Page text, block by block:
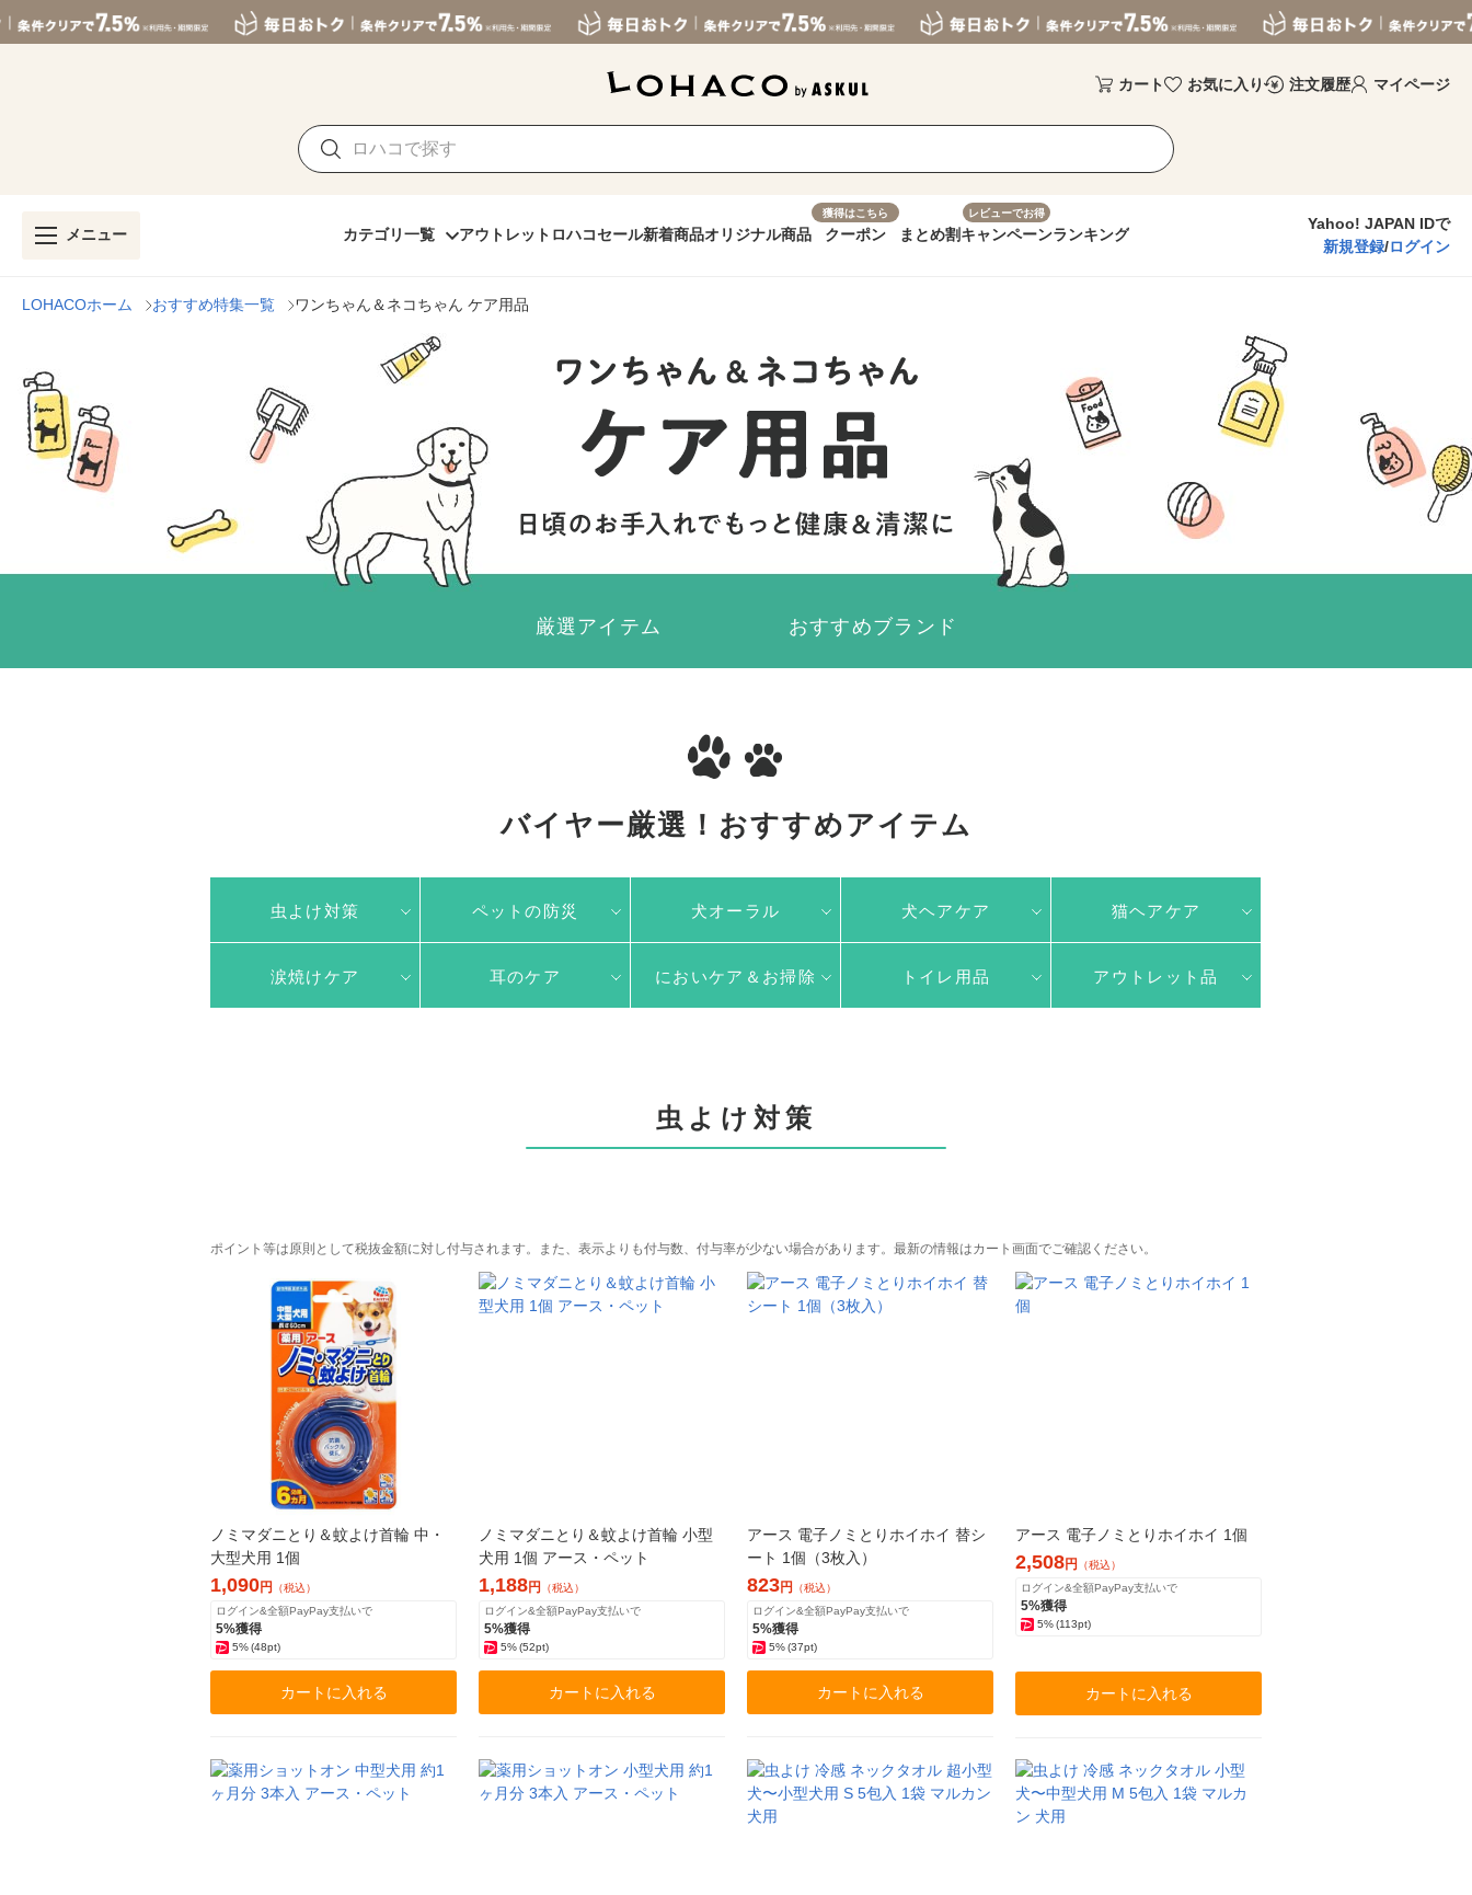
カート お気に入り 注文履歴 マイページ
メニュー カテゴリ一覧 アウトレット ロハコセール新着商品オリジナル商品
獲得はこちら
クーポン まとめ割
レビューでお得
キャンペーンランキング
Yahoo! JAPAN IDで
新規登録/ログイン
LOHACOホーム おすすめ特集一覧 ワンちゃん＆ネコちゃん ケア用品
厳選アイテム おすすめブランド
バイヤー厳選！ おすすめアイテム
虫よけ対策 ペットの防災 犬オーラル 犬ヘアケア 猫ヘアケア
涙焼けケア 耳のケア においケア＆お掃除 トイレ用品 アウトレット品
虫よけ対策
ポイント等は原則として税抜金額に対し付与されます。また、表示よりも付与数、付与率が少ない場合があります。最新の情報はカート画面でご確認ください。
ノミマダニとり＆蚊よけ首輪 中・
大型犬用 1個
1,090円
（税込）
ログイン&全額PayPay支払いで
5%獲得
5%(48pt)
カートに入れる
ノミマダニとり＆蚊よけ首輪 小型
犬用 1個 アース・ペット
1,188円
（税込）
ログイン&全額PayPay支払いで
5%獲得
5%(52pt)
カートに入れる
アース 電子ノミとりホイホイ 替シ
ート 1個（3枚入）
823円
（税込）
ログイン&全額PayPay支払いで
5%獲得
5%(37pt)
カートに入れる
アース 電子ノミとりホイホイ 1個
2,508円
（税込）
ログイン&全額PayPay支払いで
5%獲得
5%(113pt)
カートに入れる